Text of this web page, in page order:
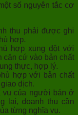
số nguyên tắc cơ
thu phải được ghi
hợp.
hợp xung đột với
căn cứ vào bản chất
thực, hợp lý.
hợp với bản chất
dịch.
vụ của người bán ở
lai, doanh thu cần
từng nghĩa vụ.